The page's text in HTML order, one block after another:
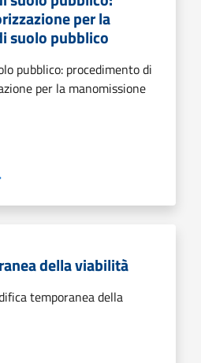
per la
suolo pubblico
pubblico: procedimento di
per la manomissione
della viabilità
temporanea della